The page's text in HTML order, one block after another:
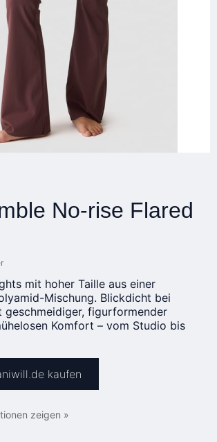
No-rise Flared
mit hoher Taille aus einer
Mischung. Blickdicht bei
geschmeidiger, figurformender
Komfort – vom Studio bis
kaufen
zeigen »